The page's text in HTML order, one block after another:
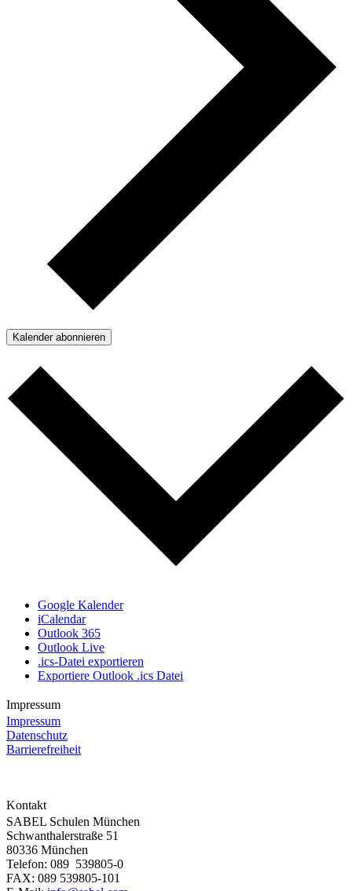
Kalender abonnieren
Google Kalender
iCalendar
Outlook 365
Outlook Live
.ics-Datei exportieren
Exportiere Outlook .ics Datei
Impressum
Impressum
Datenschutz
Barrierefreiheit
Kontakt
SABEL Schulen München
Schwanthalerstraße 51
80336 München
Telefon: 089 539805-0
FAX: 089 539805-101